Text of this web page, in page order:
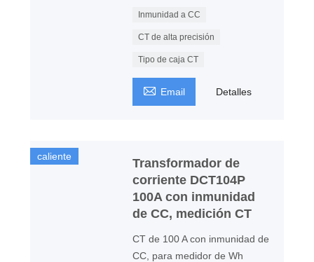
Inmunidad a CC
CT de alta precisión
Tipo de caja CT
 Email Detalles
caliente
Transformador de
corriente DCT104P
100A con inmunidad
de CC, medición CT
CT de 100 A con inmunidad de
CC, para medidor de Wh